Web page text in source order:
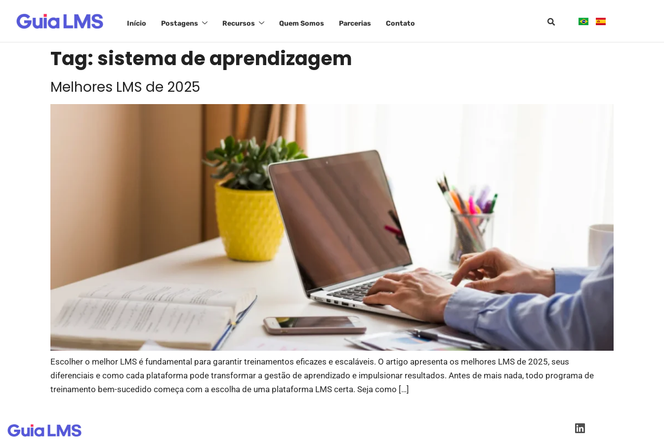
Início Postagens Recursos Quem Somos Parcerias Contato
Tag: sistema de aprendizagem
Melhores LMS de 2025
Escolher o melhor LMS é fundamental para garantir treinamentos eficazes e escaláveis. O artigo apresenta os melhores LMS de 2025, seus
diferenciais e como cada plataforma pode transformar a gestão de aprendizado e impulsionar resultados. Antes de mais nada, todo programa de
treinamento bem-sucedido começa com a escolha de uma plataforma LMS certa. Seja como […]